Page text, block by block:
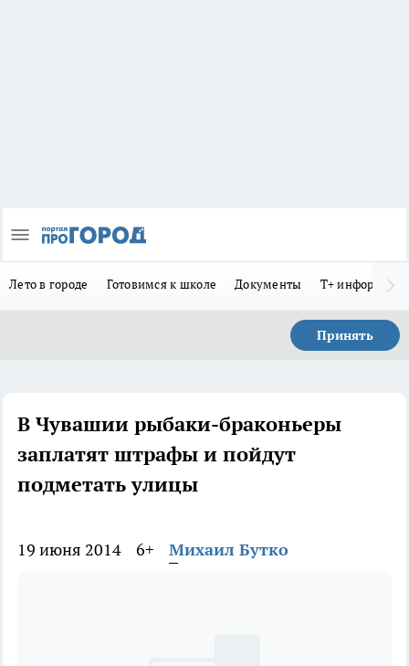
Лето в городе Готовимся к школе Документы Т+
Принять
В Чувашии рыбаки-браконьеры
заплатят штрафы и пойдут
подметать улицы
19 июня 2014 6+ Михаил Бутко